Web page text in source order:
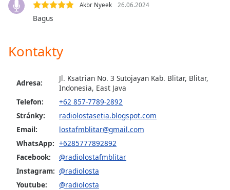
Descriptions
selected
settings
opens
subtitles
dialog
subtitles
off,
selected
Akbr Nyeek 26.06.2024
Bagus
Kontakty
Adresa:
Jl. Ksatrian No. 3 Sutojayan Kab. Blitar, Blitar,
Indonesia, East Java
Telefon:
+62 857-7789-2892
Stránky:
radiolostasetia.blogspot.com
Email:
lostafmblitar@gmail.com
WhatsApp: +6285777892892
Facebook:
@radiolostafmblitar
Instagram: @radiolosta
Youtube:
@radiolosta